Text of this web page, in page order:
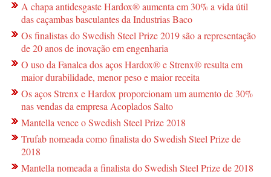
A chapa antidesgaste Hardox® aumenta em 30% a vida útil
das caçambas basculantes da Industrias Baco
Os finalistas do Swedish Steel Prize 2019 são a representação
de 20 anos de inovação em engenharia
O uso da Fanalca dos aços Hardox® e Strenx® resulta em
maior durabilidade, menor peso e maior receita
Os aços Strenx e Hardox proporcionam um aumento de 30%
nas vendas da empresa Acoplados Salto
Mantella vence o Swedish Steel Prize 2018
Trufab nomeada como finalista do Swedish Steel Prize de
2018
Mantella nomeada a finalista do Swedish Steel Prize de 2018